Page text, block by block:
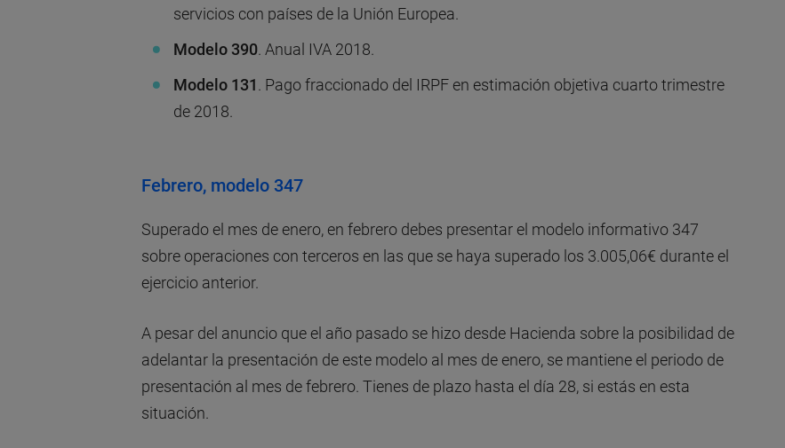
servicios con países de la Unión Europea.
Modelo 390. Anual IVA 2018.
Modelo 131 . Pago fraccionado del IRPF en estimación objetiva cuarto trimestre
de 2018.
Febrero, modelo 347
Superado el mes de enero, en febrero debes presentar el modelo informativo 347
sobre operaciones con terceros en las que se haya superado los 3.005,06€ durante el
ejercicio anterior.
A pesar del anuncio que el año pasado se hizo desde Hacienda sobre la posibilidad de
adelantar la presentación de este modelo al mes de enero, se mantiene el periodo de
presentación al mes de febrero. Tienes de plazo hasta el día 28, si estás en esta
situación.